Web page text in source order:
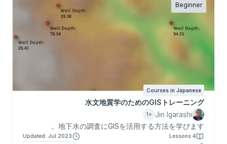
Beginner
Courses in Japanese
水文地質学のためのGISトレーニング
Jin Igarashi
+1
地下水の調査にGISを活用する方法を学びます。
4 Lessons
Updated: Jul 2023